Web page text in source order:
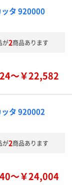
ッタ 920000
が2商品あります
～￥22,582
タ 920002
が2商品あります
～￥24,004